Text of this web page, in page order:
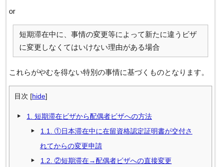
or
短期滞在中に、事情の変更等によって新たに違うビザ
に変更しなくてはいけない理由がある場合
これらがやむを得ない特別の事情に基づくものとなります。
目次 [hide]
1. 短期滞在ビザから配偶者ビザへの方法
1.1. ①日本滞在中に在留資格認定証明書が交付さ
れてからの変更申請
1.2. ②短期滞在→配偶者ビザへの直接変更